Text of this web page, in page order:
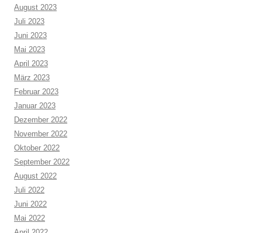
August 2023
Juli 2023
Juni 2023
Mai 2023
April 2023
März 2023
Februar 2023
Januar 2023
Dezember 2022
November 2022
Oktober 2022
September 2022
August 2022
Juli 2022
Juni 2022
Mai 2022